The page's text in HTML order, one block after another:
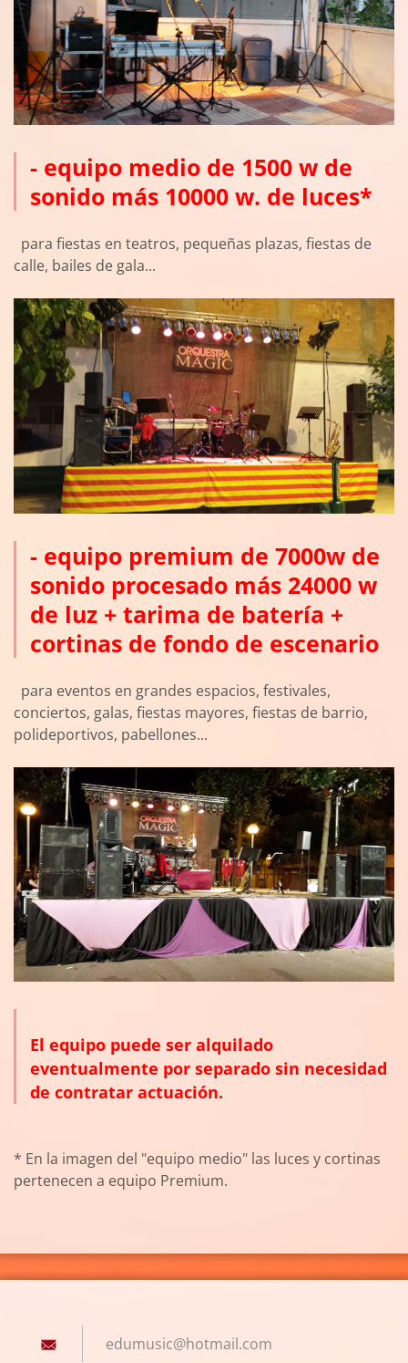
- equipo medio de 1500 w de
sonido más 10000 w. de luces*
para fiestas en teatros, pequeñas plazas, fiestas de
calle, bailes de gala...
- equipo premium de 7000w de
sonido procesado más 24000 w
de luz + tarima de batería +
cortinas de fondo de escenario
para eventos en grandes espacios, festivales,
conciertos, galas, fiestas mayores, fiestas de barrio,
polideportivos, pabellones...
El equipo puede ser alquilado
eventualmente por separado sin necesidad
de contratar actuación.
* En la imagen del "equipo medio" las luces y cortinas
pertenecen a equipo Premium.
edumusic@hotmail.com